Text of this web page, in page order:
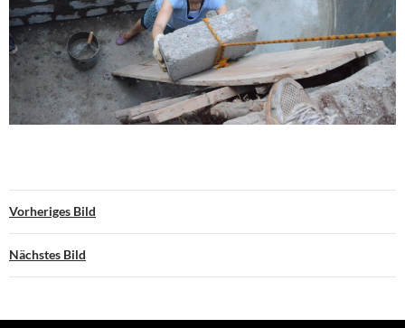
Vorheriges Bild
Nächstes Bild